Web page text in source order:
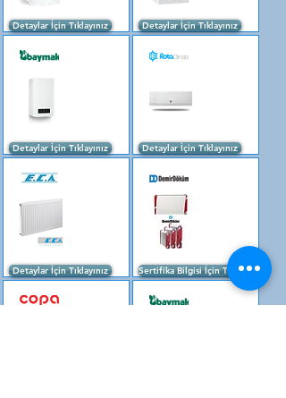
Detaylar İçin Tıklayınız
Detaylar İçin Tıklayınız
Detaylar İçin Tıklayınız
Detaylar İçin Tıklayınız
Detaylar İçin Tıklayınız
Sertifika Bilgisi İçin Tıklayınız.